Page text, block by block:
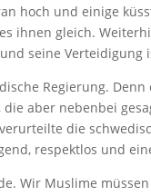
hoch und einige
ihnen gleich.
seine
Regierung.
aber nebenbei
die
respektlos und
Wir Muslime